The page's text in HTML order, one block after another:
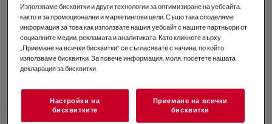
Монтаж Телескопичен абсорбатор
Размер (см)
Капацитет, Макс (m³/h)
Продуктов информационен лист
Използваме бисквитки и други технологии за оптимизиране на уебсайта,
както и за промоционални и маркетингови цели. Също така споделяме
информация за това как използвате нашия уебсайт с нашите партньори от
социалните медии, рекламата и аналитиката. Като кликнете върху
„Приемане на всички бисквитки“ се съгласявате с начина, по който
използваме бисквитки. За повече информация, моля, посетете нашата
декларация за бисквитки.
Настройки на
бисквитките
Приемане на всички
бисквитки